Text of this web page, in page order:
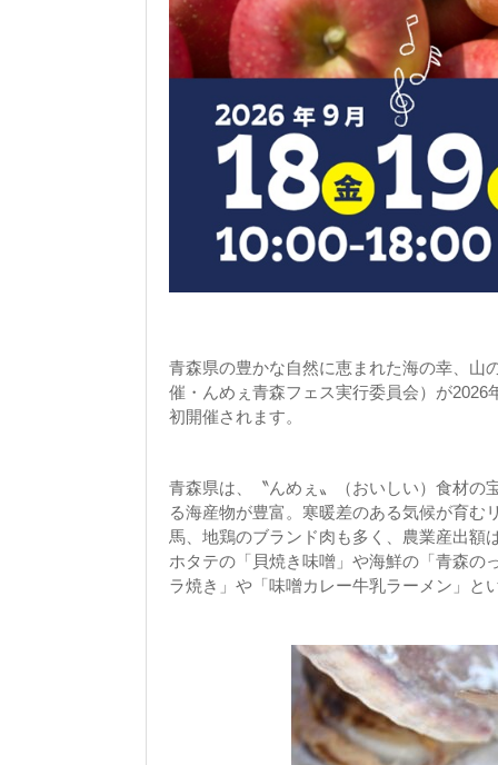
青森県の豊かな自然に恵まれた海の幸、山
催・んめぇ青森フェス実行委員会）が
初開催されます。
青森県は、〝んめぇ〟（おいしい）食材の
る海産物が豊富。寒暖差のある気候が育む
馬、地鶏のブランド肉も多く、農業産出額
ホタテの「貝焼き味噌」や海鮮の「青森の
ラ焼き」や「味噌カレー牛乳ラーメン」と